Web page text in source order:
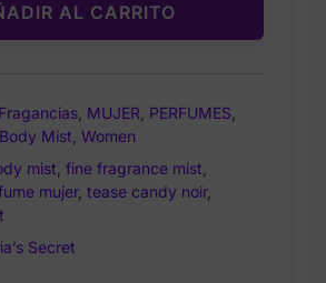
AL CARRITO
Fragancias MUJER PERFUMES
Mist Women
mist fine fragrance mist
mujer, tease candy noir,
Secret